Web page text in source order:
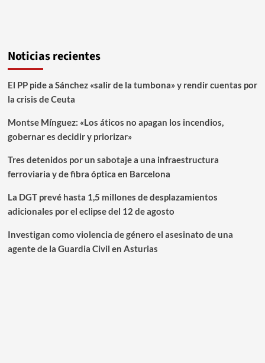
Noticias recientes
El PP pide a Sánchez «salir de la tumbona» y rendir cuentas por
la crisis de Ceuta
Montse Mínguez: «Los áticos no apagan los incendios,
gobernar es decidir y priorizar»
Tres detenidos por un sabotaje a una infraestructura
ferroviaria y de fibra óptica en Barcelona
La DGT prevé hasta 1,5 millones de desplazamientos
adicionales por el eclipse del 12 de agosto
Investigan como violencia de género el asesinato de una
agente de la Guardia Civil en Asturias